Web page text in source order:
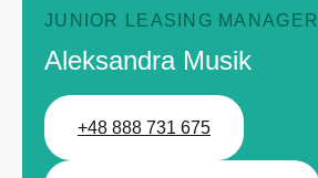
JUNIOR LEASING MANAGER
Aleksandra Musik
+48 888 731 675